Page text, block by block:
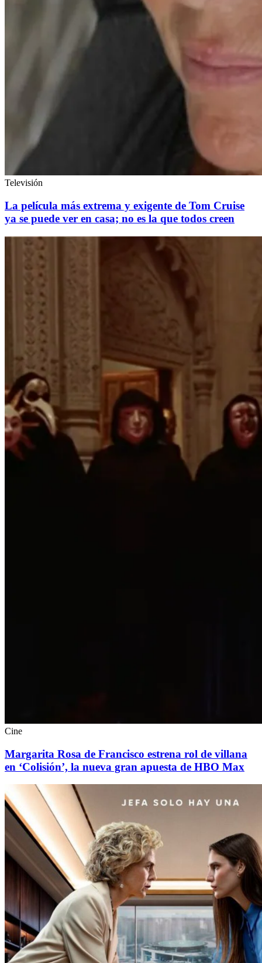
Televisión
La película más extrema y exigente de Tom Cruise
ya se puede ver en casa; no es la que todos creen
Cine
Margarita Rosa de Francisco estrena rol de villana
en ‘Colisión’, la nueva gran apuesta de HBO Max